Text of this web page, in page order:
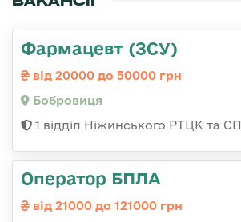
Фармацевт (ЗСУ)
від 20000 до 50000 грн
Бобровиця
1 відділ Ніжинського РТЦК та СП
Оператор БПЛА
від 21000 до 121000 грн